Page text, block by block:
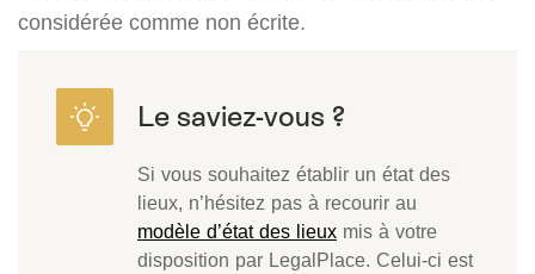
considérée comme non écrite.
Si vous souhaitez établir un état des
lieux, n’hésitez pas à recourir au
modèle d’état des lieux mis à votre
disposition par LegalPlace. Celui-ci est